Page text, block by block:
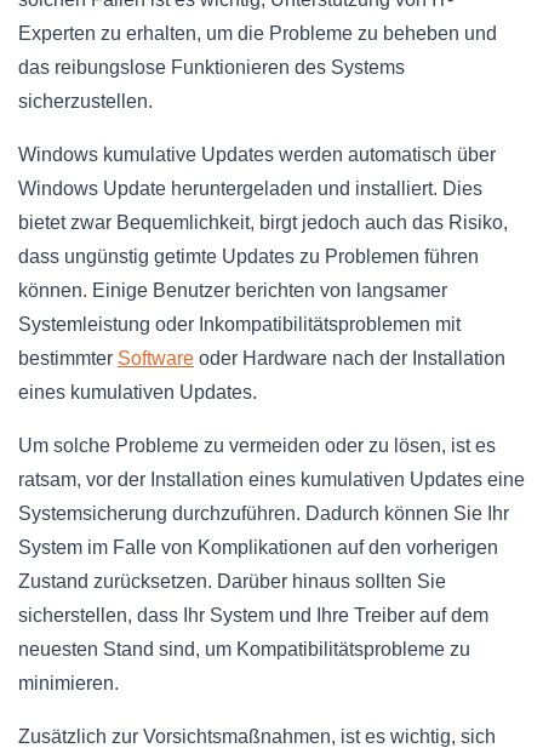
Experten zu erhalten, um die Probleme zu beheben und
das reibungslose Funktionieren des Systems
sicherzustellen.
Windows kumulative Updates werden automatisch über
Windows Update heruntergeladen und installiert. Dies
bietet zwar Bequemlichkeit, birgt jedoch auch das Risiko,
dass ungünstig getimte Updates zu Problemen führen
können. Einige Benutzer berichten von langsamer
Systemleistung oder Inkompatibilitätsproblemen mit
bestimmter Software oder Hardware nach der Installation
eines kumulativen Updates.
Um solche Probleme zu vermeiden oder zu lösen, ist es
ratsam, vor der Installation eines kumulativen Updates eine
Systemsicherung durchzuführen. Dadurch können Sie Ihr
System im Falle von Komplikationen auf den vorherigen
Zustand zurücksetzen. Darüber hinaus sollten Sie
sicherstellen, dass Ihr System und Ihre Treiber auf dem
neuesten Stand sind, um Kompatibilitätsprobleme zu
minimieren.
Zusätzlich zur Vorsichtsmaßnahmen, ist es wichtig, sich